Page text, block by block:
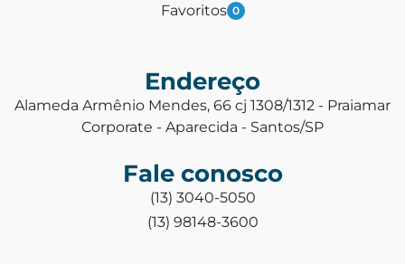
Favoritos 0
Endereço
Alameda Armênio Mendes, 66 cj 1308/1312 - Praiamar
Corporate - Aparecida - Santos/SP
Fale conosco
(13) 3040-5050
(13) 98148-3600